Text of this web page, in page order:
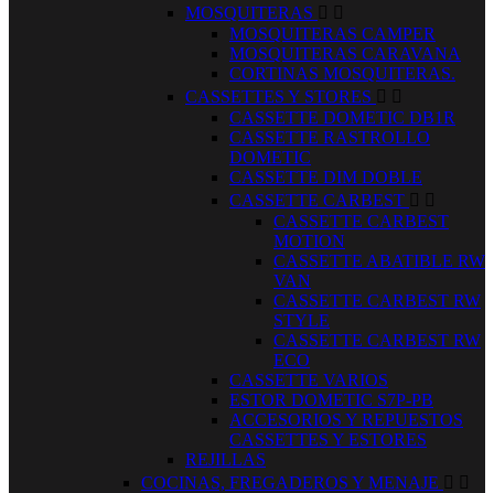
MOSQUITERAS  
MOSQUITERAS CAMPER
MOSQUITERAS CARAVANA
CORTINAS MOSQUITERAS.
CASSETTES Y STORES  
CASSETTE DOMETIC DB1R
CASSETTE RASTROLLO
DOMETIC
CASSETTE DIM DOBLE
CASSETTE CARBEST  
CASSETTE CARBEST
MOTION
CASSETTE ABATIBLE RW
VAN
CASSETTE CARBEST RW
STYLE
CASSETTE CARBEST RW
ECO
CASSETTE VARIOS
ESTOR DOMETIC S7P-PB
ACCESORIOS Y REPUESTOS
CASSETTES Y ESTORES
REJILLAS
COCINAS, FREGADEROS Y MENAJE  